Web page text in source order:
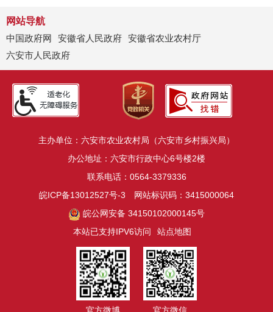
网站导航
中国政府网
安徽省人民政府 安徽省农业农村厅
六安市人民政府
主办单位：六安市农业农村局（六安市乡村振兴局）
办公地址：六安市行政中心6号楼2楼
联系电话：0564-3379336
皖ICP备13012527号-3
网站标识码：3415000064
皖公网安备 34150102000145号
本站已支持IPV6访问
站点地图